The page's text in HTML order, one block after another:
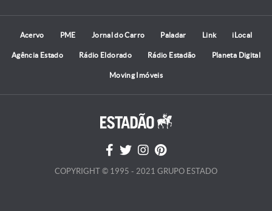
Acervo PME Jornal do Carro Paladar Link iLocal
Agência Estado Rádio Eldorado Rádio Estadão Planeta Digital
Moving Imóveis
COPYRIGHT © 1995 - 2021 GRUPO ESTADO